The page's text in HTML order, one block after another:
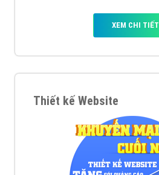
XEM CHI TIẾT
Thiết kế Website